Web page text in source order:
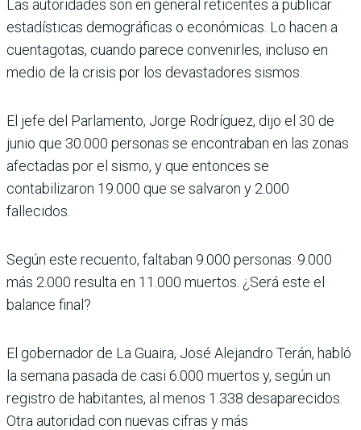
Las autoridades son en general reticentes a publicar
estadísticas demográficas o económicas. Lo hacen a
cuentagotas, cuando parece convenirles, incluso en
medio de la crisis por los devastadores sismos.
El jefe del Parlamento, Jorge Rodríguez, dijo el 30 de
junio que 30.000 personas se encontraban en las zonas
afectadas por el sismo, y que entonces se
contabilizaron 19.000 que se salvaron y 2.000
fallecidos.
Según este recuento, faltaban 9.000 personas. 9.000
más 2.000 resulta en 11.000 muertos. ¿Será este el
balance final?
El gobernador de La Guaira, José Alejandro Terán, habló
la semana pasada de casi 6.000 muertos y, según un
registro de habitantes, al menos 1.338 desaparecidos.
Otra autoridad con nuevas cifras y más